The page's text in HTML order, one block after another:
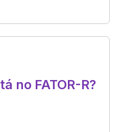
no FATOR-R?